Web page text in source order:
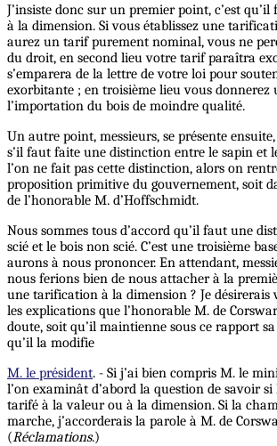
J’insiste donc sur un premier point, c’est
à la dimension. Si vous établissez une
aurez un tarif purement nominal, vous ne
du droit, en second lieu votre tarif paraîtra
s’emparera de la lettre de votre loi pour
exorbitante ; en troisième lieu vous donnerez
l’importation du bois de moindre qualité.
Un autre point, messieurs, se présente
s’il faut faite une distinction entre le sapin et
l’on ne fait pas cette distinction, alors on
proposition primitive du gouvernement, soit
de l’honorable M. d’Hoffschmidt.
Nous sommes tous d’accord qu’il faut une
scié et le bois non scié. C’est une troisième
aurons à nous prononcer. En attendant,
nous ferions bien de nous attacher à la
une tarification à la dimension ? Je désirerais
les explications que l’honorable M. de
doute, soit qu’il maintienne sous ce rapport
qu’il la modifie
M. le président. - Si j’ai bien compris M. le
l’on examinât d’abord la question de savoir
tarifé à la valeur ou à la dimension. Si la
marche, j’accorderais la parole à M. de
(Réclamations.)